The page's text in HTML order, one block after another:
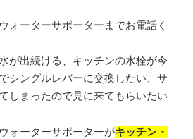
ォーターサポーターまでお電話く
が出続ける、キッチンの水栓が今
シングルレバーに交換したい、サ
しまったので見に来てもらいたい
ォーターサポーターがキッチン・